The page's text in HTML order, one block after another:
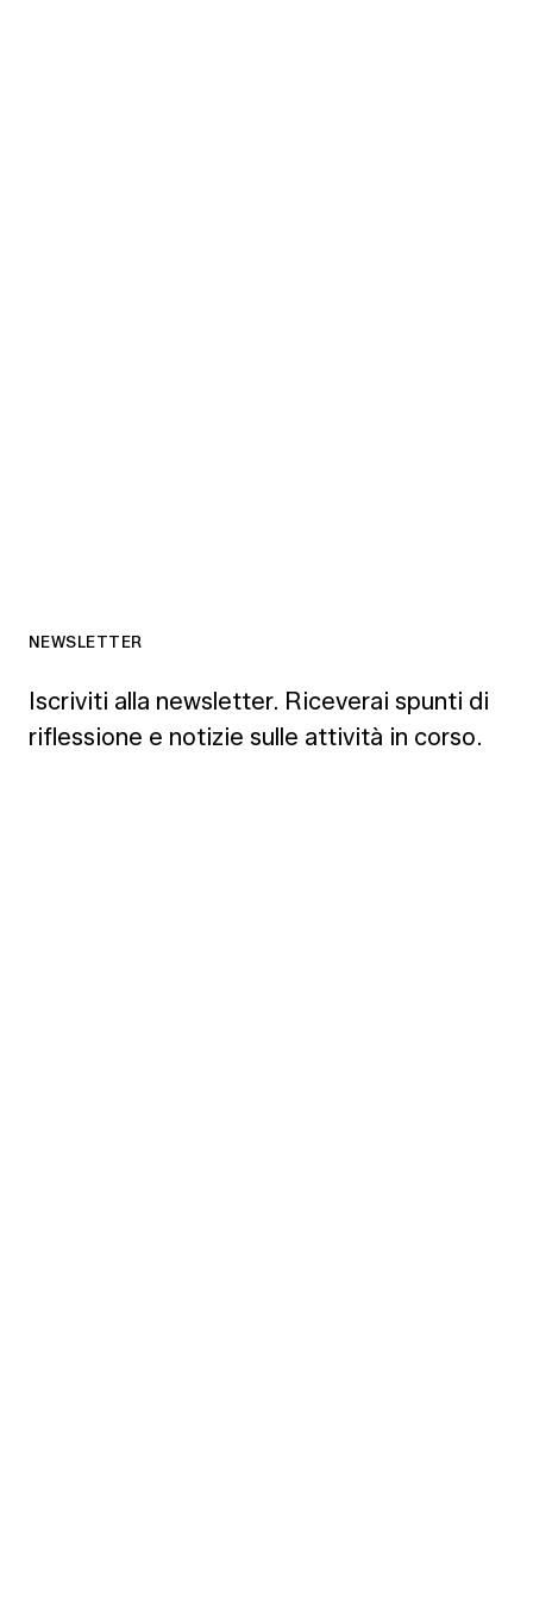
NEWSLETTER
Iscriviti alla newsletter. Riceverai spunti di
riflessione e notizie sulle attività in corso.